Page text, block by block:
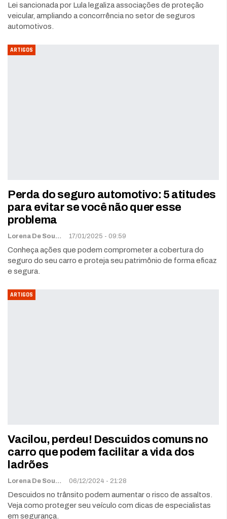
Lei sancionada por Lula legaliza associações de proteção
veicular, ampliando a concorrência no setor de seguros
automotivos.
ARTIGOS
Perda do seguro automotivo: 5 atitudes
para evitar se você não quer esse
problema
Lorena De Sousa 17/01/2025 - 09:59
Conheça ações que podem comprometer a cobertura do
seguro do seu carro e proteja seu patrimônio de forma eficaz
e segura.
ARTIGOS
Vacilou, perdeu! Descuidos comuns no
carro que podem facilitar a vida dos
ladrões
Lorena De Sousa 06/12/2024 - 21:28
Descuidos no trânsito podem aumentar o risco de assaltos.
Veja como proteger seu veículo com dicas de especialistas
em segurança.